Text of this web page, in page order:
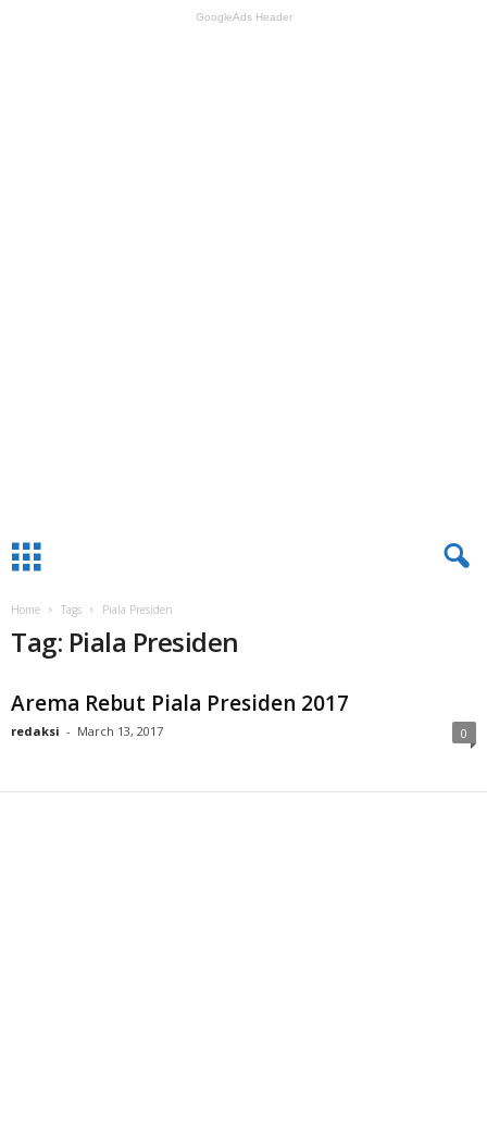
GoogleAds Header
Home Tags Piala Presiden
Tag: Piala Presiden
Arema Rebut Piala Presiden 2017
redaksi - March 13, 2017 0